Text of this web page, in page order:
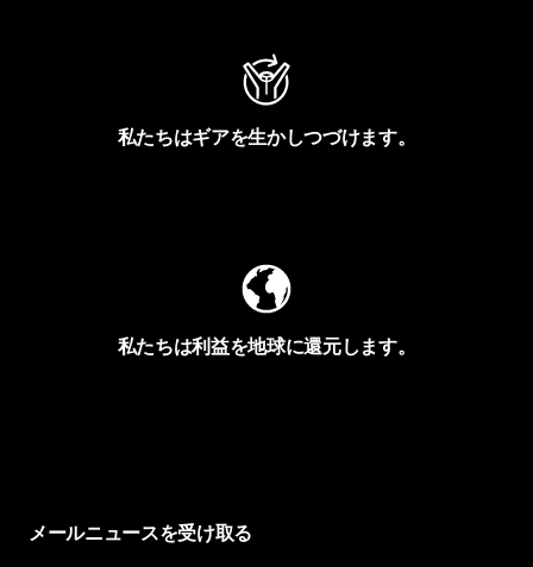
私たちはギアを生かしつづけます。
私たちは利益を地球に還元します。
メールニュースを受け取る